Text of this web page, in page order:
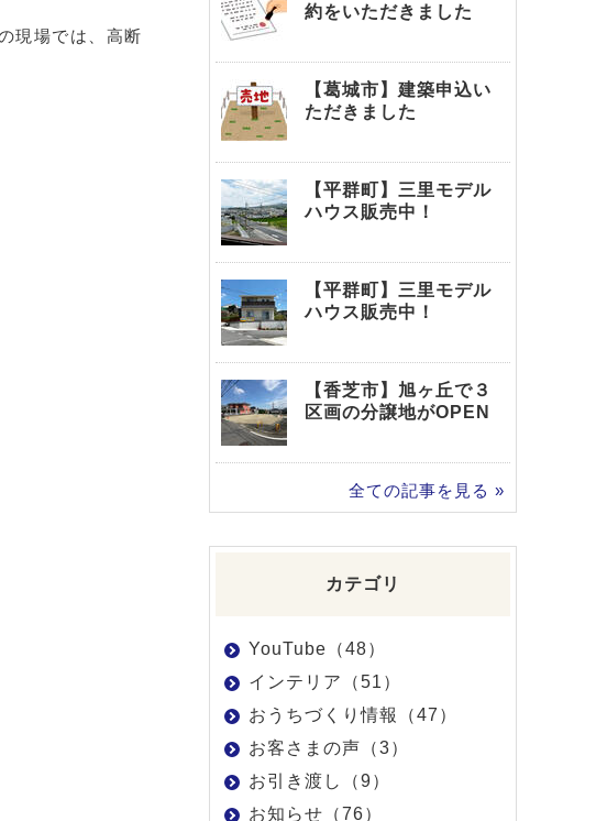
現場では、高断
約をいただきました
【葛城市】建築申込い
ただきました
【平群町】三里モデル
ハウス販売中！
【平群町】三里モデル
ハウス販売中！
【香芝市】旭ヶ丘で３
区画の分譲地がOPEN
全ての記事を見る »
カテゴリ
YouTube（48）
インテリア（51）
おうちづくり情報（47）
お客さまの声（3）
お引き渡し（9）
お知らせ（76）